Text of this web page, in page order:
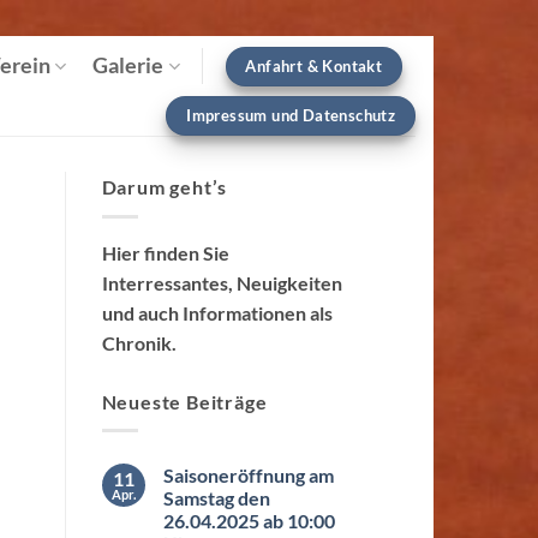
Galerie Anfahrt & Kontakt
Impressum und Datenschutz
Darum geht’s
Hier finden Sie
Interressantes, Neuigkeiten
und auch Informationen als
Chronik.
Neueste Beiträge
11
Apr.
Saisoneröffnung am
Samstag den
26.04.2025 ab 10:00